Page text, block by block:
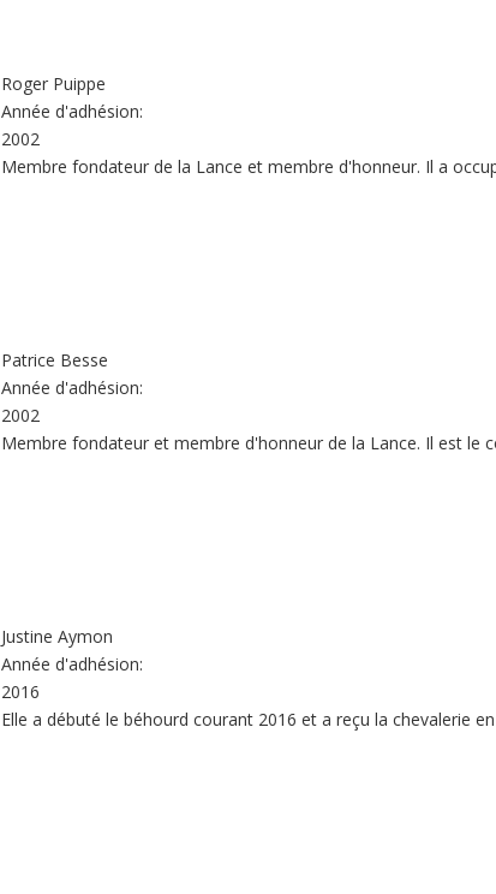
Roger Puippe
Année d'adhésion:
2002
Membre fondateur de la Lance et membre d'honneur. Il a
Patrice Besse
Année d'adhésion:
2002
Membre fondateur et membre d'honneur de la Lance. Il est le
Justine Aymon
Année d'adhésion:
2016
Elle a débuté le béhourd courant 2016 et a reçu la chevalerie